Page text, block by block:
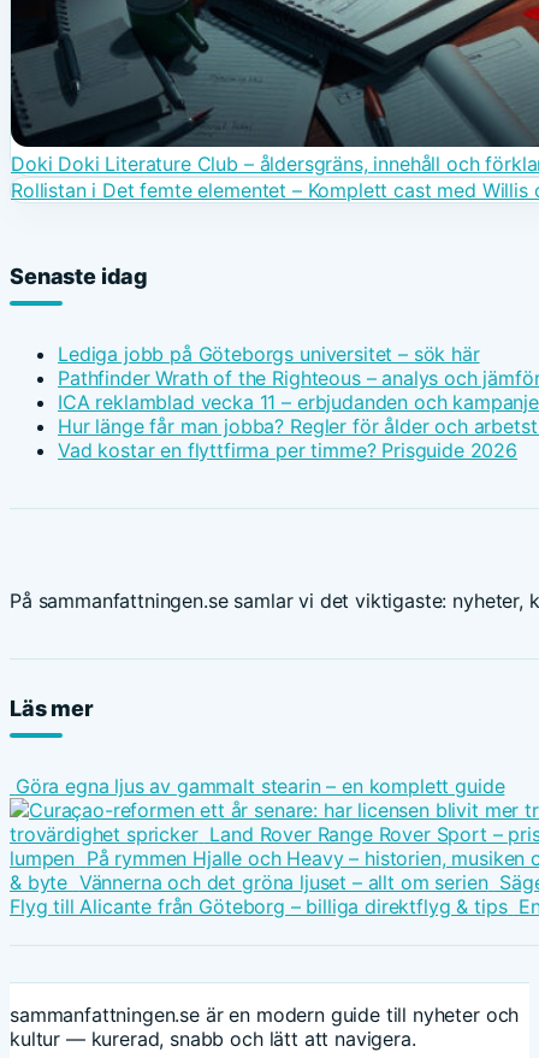
Doki Doki Literature Club – åldersgräns, innehåll och
Rollistan i Det femte elementet – Komplett cast med Willis
Senaste idag
Lediga jobb på Göteborgs universitet – sök här
Pathfinder Wrath of the Righteous – analys och
ICA reklamblad vecka 11 – erbjudanden och
Hur länge får man jobba? Regler för ålder och
Vad kostar en flyttfirma per timme? Prisguide 2026
På sammanfattningen.se samlar vi det viktigaste: nyheter,
Läs mer
Göra egna ljus av gammalt stearin – en komplett guide
trovärdighet spricker Land Rover Range Rover Sport –
lumpen På rymmen Hjalle och Heavy – historien, musiken
& byte Vännerna och det gröna ljuset – allt om serien
Flyg till Alicante från Göteborg – billiga direktflyg & tips
sammanfattningen.se är en modern guide till nyheter och
kultur — kurerad, snabb och lätt att navigera.